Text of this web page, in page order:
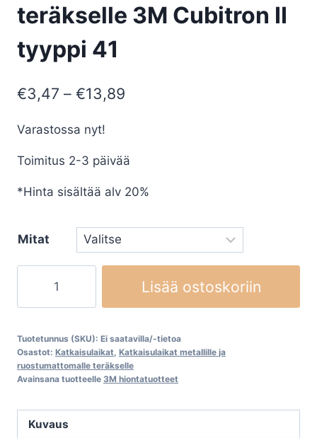
teräkselle 3M Cubitron II
tyyppi 41
€3,47 – €13,89
€13,89
Varastossa nyt!
Toimitus 2-3 päivää
*Hinta sisältää alv 20%
Mitat
metallille
ja
ruostumattomalle
teräkselle
3M
II
tyyppi
Lisää ostoskoriin
Tuotetunnus (SKU): Ei saatavilla/-tietoa
Osastot: Katkaisulaikat, Katkaisulaikat metallille ja
ruostumattomalle teräkselle
Avainsana tuotteelle 3M hiontatuotteet
Kuvaus